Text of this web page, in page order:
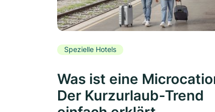
Spezielle Hotels
Was ist eine
Der Kurzurlaub-Trend